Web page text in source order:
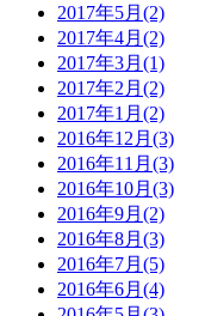
2017年5月(2)
2017年4月(2)
2017年3月(1)
2017年2月(2)
2017年1月(2)
2016年12月(3)
2016年11月(3)
2016年10月(3)
2016年9月(2)
2016年8月(3)
2016年7月(5)
2016年6月(4)